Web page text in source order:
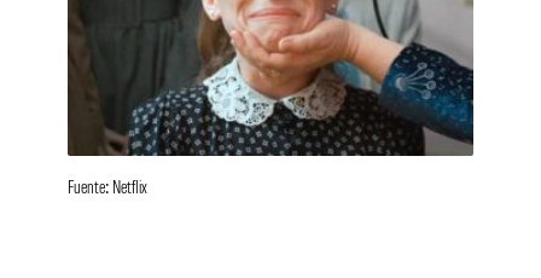
Fuente: Netflix